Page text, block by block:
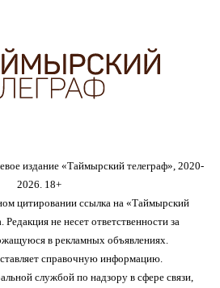
издание «Таймырский телеграф», 2020-
2026. 18+
цитировании ссылка на «Таймырский
Редакция не несет ответственности за
в рекламных объявлениях.
справочную информацию.
службой по надзору в сфере связи,